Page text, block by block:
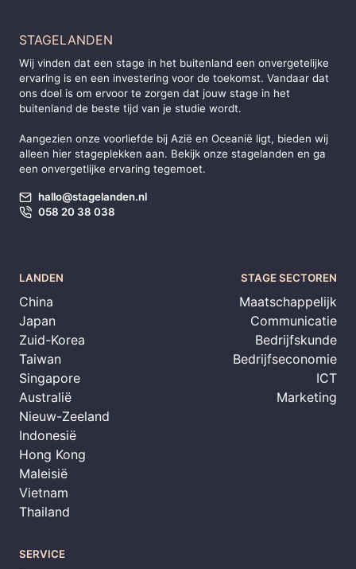
STAGELANDEN
Wij vinden dat een stage in het buitenland een onvergetelijke
ervaring is en een investering voor de toekomst. Vandaar dat
ons doel is om ervoor te zorgen dat jouw stage in het
buitenland de beste tijd van je studie wordt.
Aangezien onze voorliefde bij Azië en Oceanië ligt, bieden wij
alleen hier stageplekken aan. Bekijk onze stagelanden en ga
een onvergetlijke ervaring tegemoet.
hallo@stagelanden.nl
058 20 38 038
LANDEN
China
Japan
Zuid-Korea
Taiwan
Singapore
Australië
Nieuw-Zeeland
Indonesië
Hong Kong
Maleisië
Vietnam
Thailand
STAGE SECTOREN
Maatschappelijk
Communicatie
Bedrijfskunde
Bedrijfseconomie
ICT
Marketing
SERVICE